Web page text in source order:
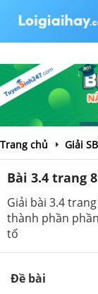
Trang chủ Giải
Bài 3.4 trang
Giải bài 3.4
thành phần
tố
Đề bài